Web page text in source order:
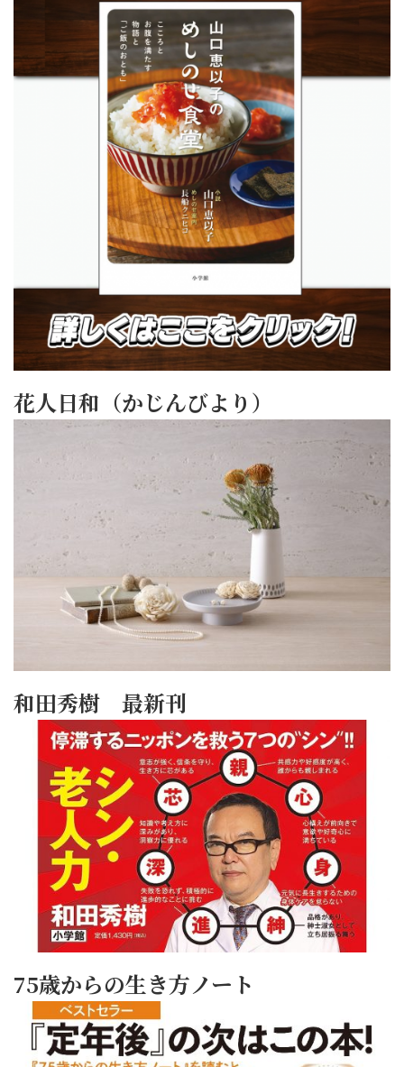
花人日和（かじんびより）
和田秀樹 最新刊
75歳からの生き方ノート